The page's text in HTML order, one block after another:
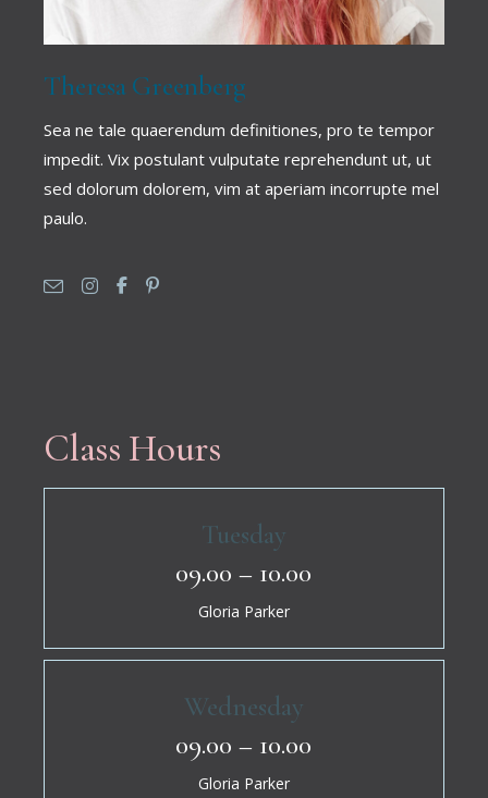
Theresa Greenberg
Sea ne tale quaerendum definitiones, pro te tempor
impedit. Vix postulant vulputate reprehendunt ut, ut
sed dolorum dolorem, vim at aperiam incorrupte mel
paulo.
Class Hours
Tuesday
09.00 – 10.00
Gloria Parker
Wednesday
09.00 – 10.00
Gloria Parker